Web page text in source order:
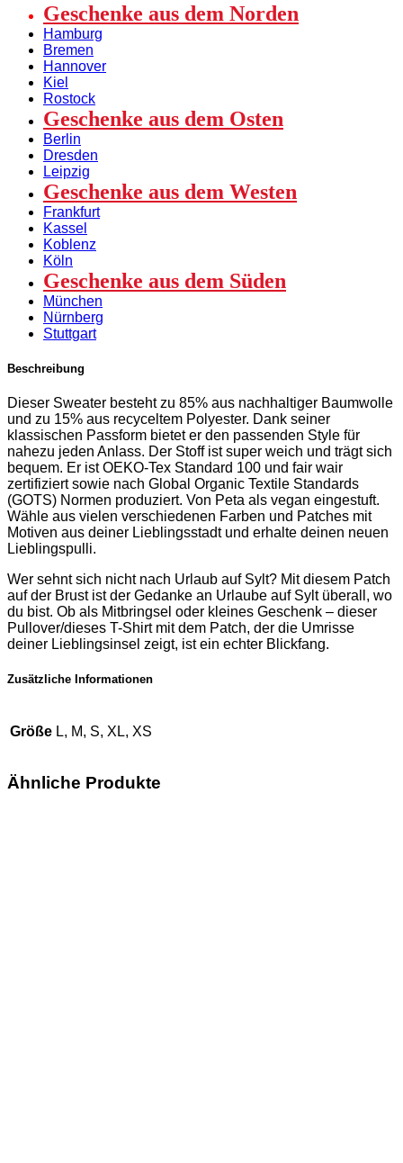
Geschenke aus dem Norden
Hamburg
Bremen
Hannover
Kiel
Rostock
Geschenke aus dem Osten
Berlin
Dresden
Leipzig
Geschenke aus dem Westen
Frankfurt
Kassel
Koblenz
Köln
Geschenke aus dem Süden
München
Nürnberg
Stuttgart
Beschreibung
Dieser Sweater besteht zu 85% aus nachhaltiger Baumwolle
und zu 15% aus recyceltem Polyester. Dank seiner
klassischen Passform bietet er den passenden Style für
nahezu jeden Anlass. Der Stoff ist super weich und trägt sich
bequem. Er ist OEKO-Tex Standard 100 und fair wair
zertifiziert sowie nach Global Organic Textile Standards
(GOTS) Normen produziert. Von Peta als vegan eingestuft.
Wähle aus vielen verschiedenen Farben und Patches mit
Motiven aus deiner Lieblingsstadt und erhalte deinen neuen
Lieblingspulli.
Wer sehnt sich nicht nach Urlaub auf Sylt? Mit diesem Patch
auf der Brust ist der Gedanke an Urlaube auf Sylt überall, wo
du bist. Ob als Mitbringsel oder kleines Geschenk – dieser
Pullover/dieses T-Shirt mit dem Patch, der die Umrisse
deiner Lieblingsinsel zeigt, ist ein echter Blickfang.
Zusätzliche Informationen
Größe L, M, S, XL, XS
Ähnliche Produkte